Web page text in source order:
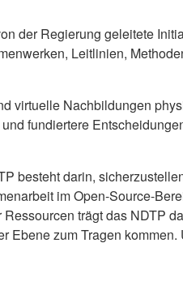
der Regierung geleitete
Leitlinien,
virtuelle Nachbildungen
fundiertere
besteht darin,
im Open-Source-
trägt das NDTP
Ebene zum Tragen